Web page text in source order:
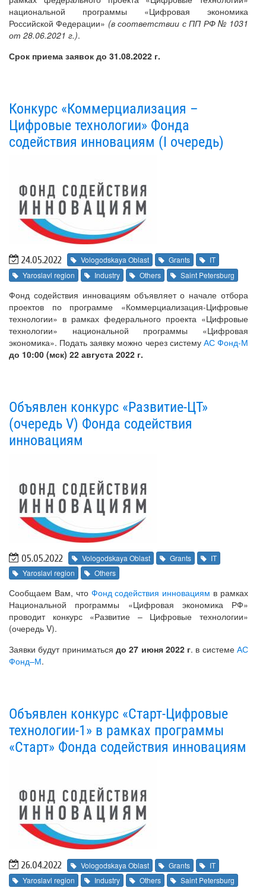
национальной программы «Цифровая экономика
Российской Федерации» (в соответствии с ПП РФ № 1031
от 28.06.2021 г.).
Срок приема заявок до 31.08.2022 г.
Конкурс «Коммерциализация –
Цифровые технологии» Фонда
содействия инновациям (I очередь)
24.05.2022 Vologodskaya Oblast Grants
IT
Yaroslavl region
Industry Others Saint Petersburg
Фонд содействия инновациям объявляет о начале отбора
проектов по программе «Коммерциализация-Цифровые
технологии» в рамках федерального проекта «Цифровые
технологии» национальной программы «Цифровая
экономика». Подать заявку можно через систему АС Фонд-М
до 10:00 (мск) 22 августа 2022 г.
Объявлен конкурс «Развитие-ЦТ»
(очередь V) Фонда содействия
инновациям
05.05.2022 Vologodskaya Oblast Grants
IT
Yaroslavl region
Others
Сообщаем Вам, что Фонд содействия инновациям в рамках
Национальной программы «Цифровая экономика РФ»
проводит конкурс «Развитие – Цифровые технологии»
(очередь V).
Заявки будут приниматься до 27 июня 2022 г. в системеАС
Фонд–М.
Объявлен конкурс «Старт-Цифровые
технологии-1» в рамках программы
«Старт» Фонда содействия инновациям
26.04.2022 Vologodskaya Oblast Grants
IT
Yaroslavl region
Industry Others Saint Petersburg